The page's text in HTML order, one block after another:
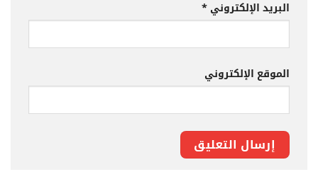
البريد الإلكتروني*
الموقع الإلكتروني